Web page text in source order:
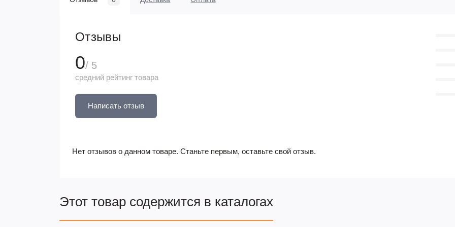
Отзывы
0/ 5
средний рейтинг товара
Написать отзыв
Нет отзывов о данном товаре. Станьте первым, оставьте свой отзыв.
Этот товар содержится в каталогах